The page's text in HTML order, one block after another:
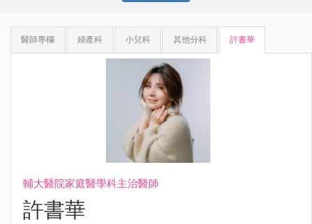
醫師專欄 婦產科 小兒科 其他分科 許書華
輔大醫院家庭醫學科主治醫師
許書華